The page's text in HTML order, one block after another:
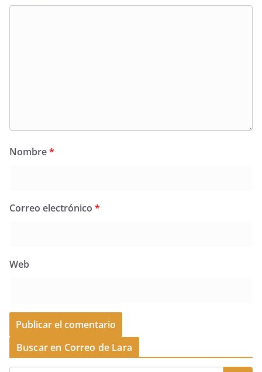
Nombre*
Correo electrónico *
Web
Buscar en Correo de Lara